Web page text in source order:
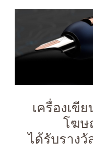
เครื่องเขี
โฆษ
ได้รับราง